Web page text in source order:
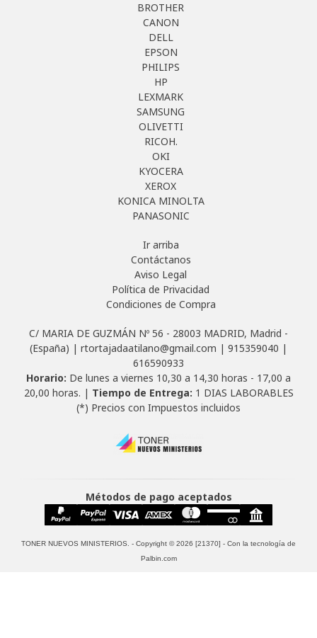
BROTHER
CANON
DELL
EPSON
PHILIPS
HP
LEXMARK
SAMSUNG
OLIVETTI
RICOH.
OKI
KYOCERA
XEROX
KONICA MINOLTA
PANASONIC
Ir arriba
Contáctanos
Aviso Legal
Política de Privacidad
Condiciones de Compra
C/ MARIA DE GUZMÁN Nº 56 - 28003 MADRID, Madrid -
(España) | rtortajadaatilano@gmail.com | 915359040 |
616590933
Horario: De lunes a viernes 10,30 a 14,30 horas - 17,00 a
20,00 horas. | Tiempo de Entrega: 1 DIAS LABORABLES
(*) Precios con Impuestos incluidos
Métodos de pago aceptados
TONER NUEVOS MINISTERIOS. - Copyright © 2026 [21370] - Con la tecnología de
Palbin.com